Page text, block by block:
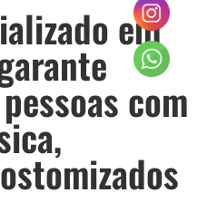
em
com